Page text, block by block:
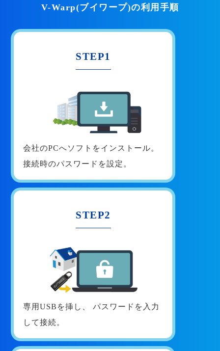
V-Warp(ブイワープ)の利用手順
STEP1
会社のPCへソフトをインストール。
接続時のパスワードを設定。
STEP2
専用USBを挿し、
パスワードを入力
して接続。